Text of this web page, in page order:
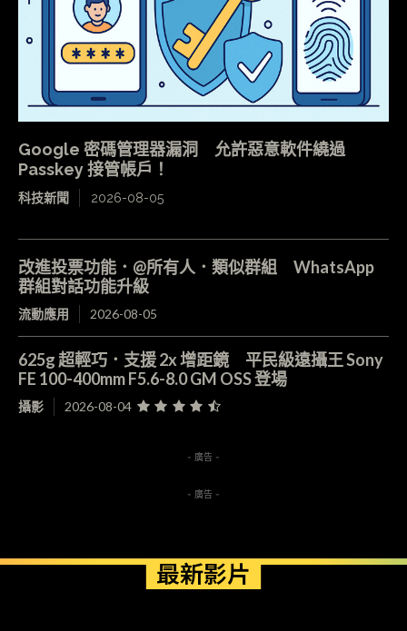
Google 密碼管理器漏洞 允許惡意軟件繞過
Passkey 接管帳戶！
科技新聞 2026-08-05
改進投票功能．@所有人．類似群組 WhatsApp
群組對話功能升級
流動應用 2026-08-05
625g 超輕巧．支援 2x 增距鏡 平民級遠攝王 Sony
FE 100-400mm F5.6-8.0 GM OSS 登場
攝影 2026-08-04
- 廣告 -
- 廣告 -
最新影片